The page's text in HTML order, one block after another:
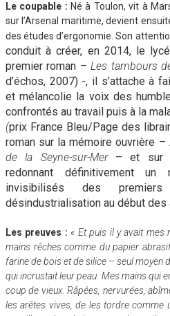
Le coupable : Né à Toulon, vit à
sur l’Arsenal maritime, devient
des études d’ergonomie. Son
conduit à créer, en 2014, le
premier roman –Les tambours
d’échos, 2007) -, il s’attache à
et mélancolie la voix des
confrontés au travail puis à la
(prix France Bleu/Page des
roman sur la mémoire ouvrière –
de la Seyne-sur-Mer– et sur le
redonnant définitivement
invisibilisés des
désindustrialisation au début des
Les preuves : « Et puis il y avait mes
mains rêches comme du papier
farine de bois et de silice – seul moyen
qui incrustait leur peau. Mes mains qui
coup de vieux. Râpées, nervurées,
les arêtes vives, de les tordre comme